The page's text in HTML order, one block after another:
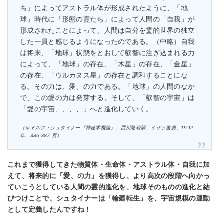
ち」によってアストラル体が形成されたように、「地
球」時代に「形態の霊たち」によって⼈間の「⾃我」が
形成されたことによって、⼈間は⾃分を霊的世界の独⽴
した⼀員と感じるようになったのである。（中略）⾃我
は将来、「地球」状態をとおして叡智に注ぎ込まれる⼒
によって、「地球」の存在、「⽊星」の存在、「⾦星」
の存在、「ウルカヌス星」の存在と調和することにな
る。その⼒は、愛、の⼒である。「地球」の⼈間のなか
で、この愛の⼒は発芽する。そして、「叡智の宇宙」は
「愛の宇宙、、、、」へと進化していく。
（ルドルフ・シュタイナー『神秘学概論』、⻄川隆範訳、イザラ書房、1992
年、386-387 ⾴）
これまで獲得してきた物質体・⽣命体・アストラル体・⾃我に加
えて、将来的に「愛、の⼒」を獲得し、より⾼次の段階へ向かっ
ていこうとしている⼈間の霊的進化を、地球そのものの進化と結
びつけことで、シュタイナーは「輪廻転⽣」を、宇宙規模の運動
として定義したんですね！